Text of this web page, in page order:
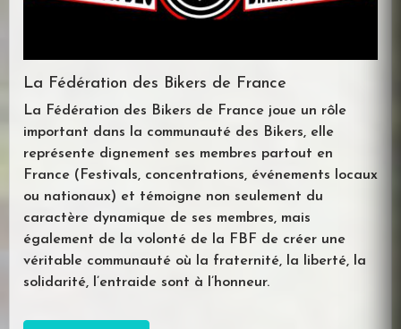
La Fédération des Bikers de France
La Fédération des Bikers de France joue un rôle
important dans la communauté des Bikers, elle
représente dignement ses membres partout en
France (Festivals, concentrations, événements locaux
ou nationaux) et témoigne non seulement du
caractère dynamique de ses membres, mais
également de la volonté de la FBF de créer une
véritable communauté où la fraternité, la liberté, la
solidarité, l’entraide sont à l’honneur.